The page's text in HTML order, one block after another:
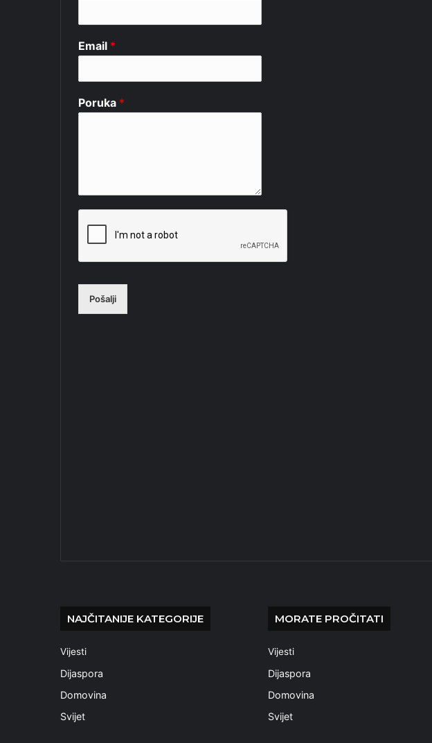
Email *
Poruka *
Pošalji
NAJČITANIJE KATEGORIJE
Vijesti
Dijaspora
Domovina
Svijet
MORATE PROČITATI
Vijesti
Dijaspora
Domovina
Svijet